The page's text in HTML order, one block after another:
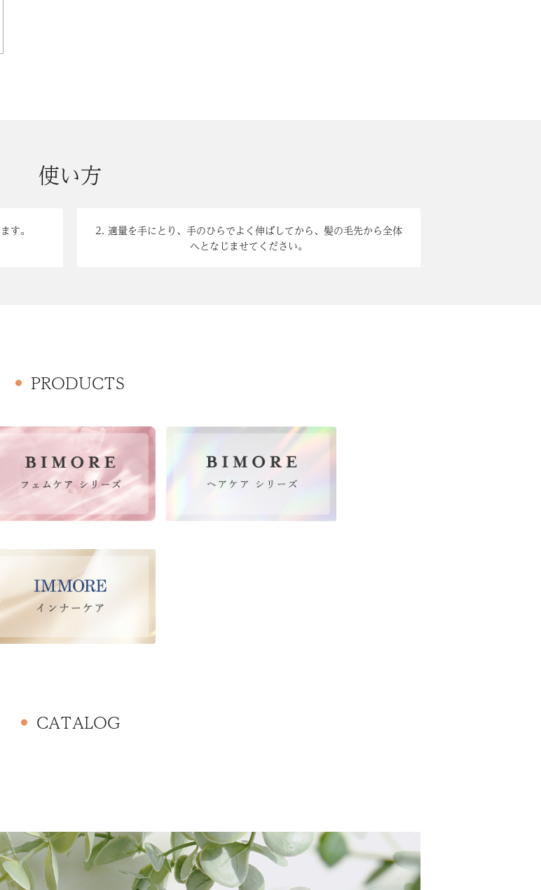
使い方
す。
2. 適量を手にとり、手のひらでよく伸ばしてから、髪の毛先から全体
へとなじませてください。
PRODUCTS
CATALOG